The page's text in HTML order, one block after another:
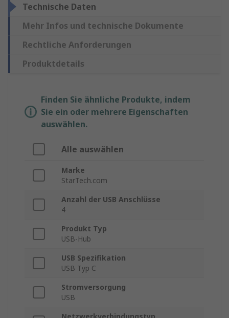
Technische Daten
Mehr Infos und technische Dokumente
Rechtliche Anforderungen
Produktdetails
Finden Sie ähnliche Produkte, indem
Sie ein oder mehrere Eigenschaften
auswählen.
Alle auswählen
Marke
StarTech.com
Anzahl der USB Anschlüsse
4
Produkt Typ
USB-Hub
USB Spezifikation
USB Typ C
Stromversorgung
USB